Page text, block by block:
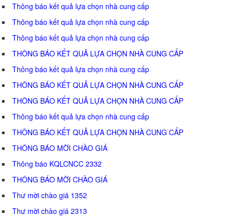
Thông báo kết quả lựa chọn nhà cung cấp
Thông báo kết quả lựa chọn nhà cung cấp
Thông báo kết quả lựa chọn nhà cung cấp
THÔNG BÁO KẾT QUẢ LỰA CHỌN NHÀ CUNG CẤP
Thông báo kết quả lựa chọn nhà cung cấp
THÔNG BÁO KẾT QUẢ LỰA CHỌN NHÀ CUNG CẤP
THÔNG BÁO KẾT QUẢ LỰA CHỌN NHÀ CUNG CẤP
Thông báo kết quả lựa chọn nhà cung cấp
THÔNG BÁO KẾT QUẢ LỰA CHỌN NHÀ CUNG CẤP
THÔNG BÁO MỜI CHÀO GIÁ
Thông báo KQLCNCC 2332
THÔNG BÁO MỜI CHÀO GIÁ
Thư mời chào giá 1352
Thư mời chào giá 2313